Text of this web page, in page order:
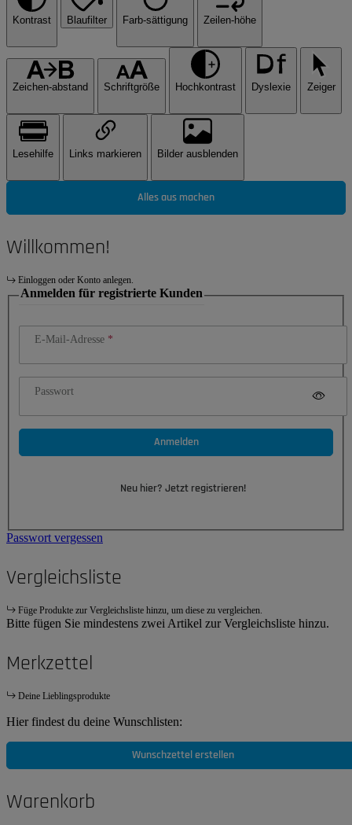
Kontrast Blaufilter Farb-sättigung Zeilen-höhe
Zeichen-abstand Schriftgröße Hochkontrast Dyslexie Zeiger
Lesehilfe Links markieren Bilder ausblenden
Alles aus machen
Willkommen!
Einloggen oder Konto anlegen.
Anmelden für registrierte Kunden
E-Mail-Adresse
Passwort
Anmelden
Neu hier? Jetzt registrieren!
Passwort vergessen
Vergleichsliste
Füge Produkte zur Vergleichsliste hinzu, um diese zu vergleichen.
Bitte fügen Sie mindestens zwei Artikel zur Vergleichsliste hinzu.
Merkzettel
Deine Lieblingsprodukte
Hier findest du deine Wunschlisten:
Wunschzettel erstellen
Warenkorb